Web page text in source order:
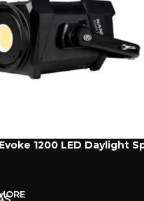
1200 LED Daylight